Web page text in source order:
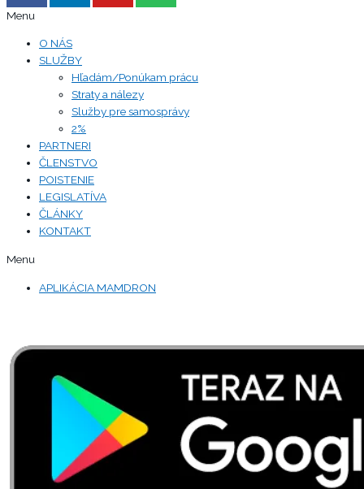
Menu
O NÁS
SLUŽBY
Hľadám/Ponúkam prácu
Straty a nálezy
Služby pre samosprávy
2%
PARTNERI
ČLENSTVO
POISTENIE
LEGISLATÍVA
ČLÁNKY
KONTAKT
Menu
APLIKÁCIA MAMDRON